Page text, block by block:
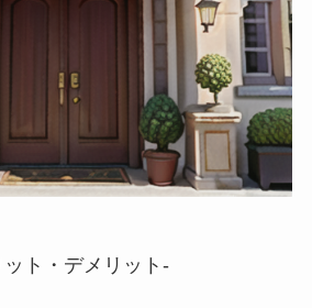
ト・デメリット-